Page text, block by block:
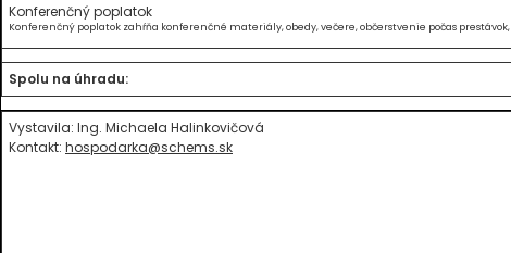
Konferenčný poplatok
Konferenčný poplatok zahŕňa konferenčné materiály, obedy, večere, občerstvenie počas
Spolu na úhradu:
Vystavila: Ing. Michaela Halinkovičová
Kontakt: hospodarka@schems.sk